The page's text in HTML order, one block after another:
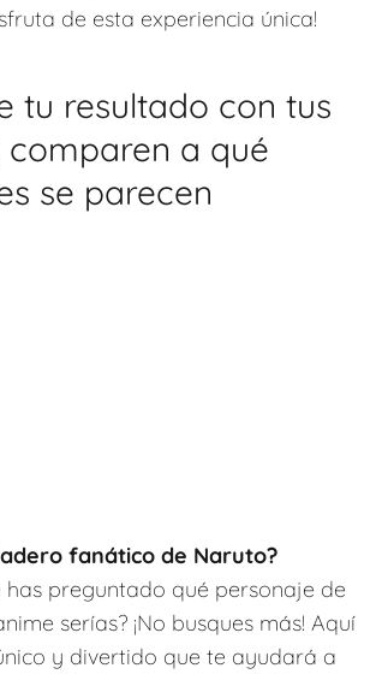
de esta experiencia única!
tu resultado con tus
a qué
se parecen
fanático de Naruto?
has preguntado qué personaje de
serías? ¡No busques más! Aquí
y divertido que te ayudará a